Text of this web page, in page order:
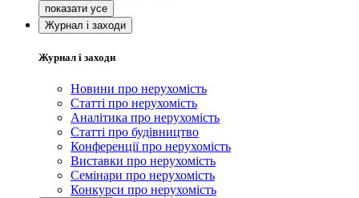
Журнал і заходи
Журнал і заходи
Новини про нерухомість
Статті про нерухомість
Аналітика про нерухомість
Статті про будівництво
Конференції про нерухомість
Виставки про нерухомість
Семінари про нерухомість
Конкурси про нерухомість